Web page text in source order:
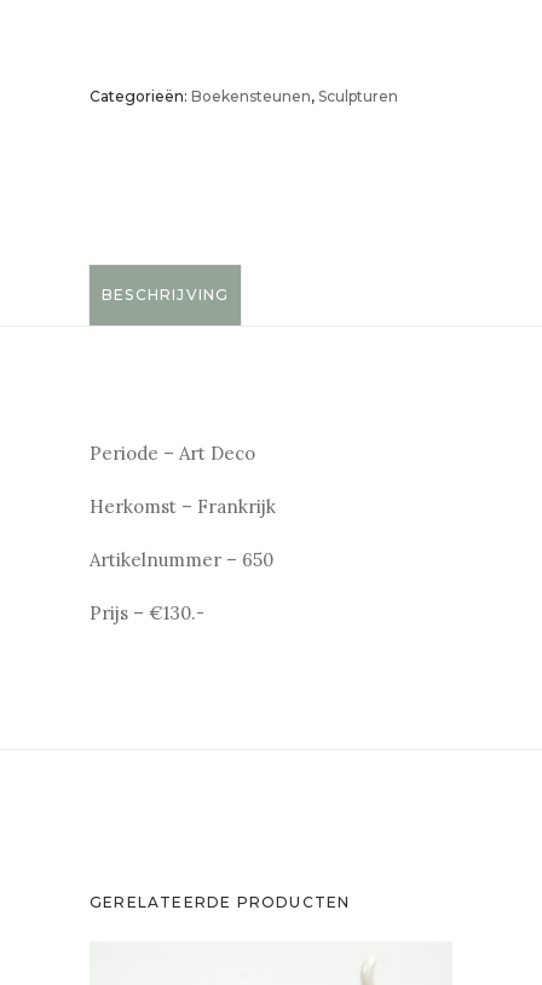
Categorieën: Boekensteunen, Sculpturen
BESCHRIJVING
Periode – Art Deco
Herkomst – Frankrijk
Artikelnummer – 650
Prijs – €130.-
GERELATEERDE PRODUCTEN